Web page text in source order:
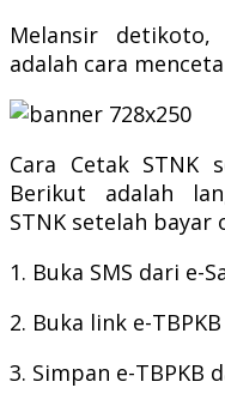
Melansir detikoto,
adalah cara
Cara Cetak STNK
Berikut adalah
STNK setelah bayar
1. Buka SMS dari e-
2. Buka link e-
3. Simpan e-TBPKB